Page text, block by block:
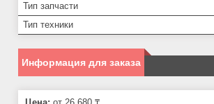
Тип запчасти
Тип техники
Информация для заказа